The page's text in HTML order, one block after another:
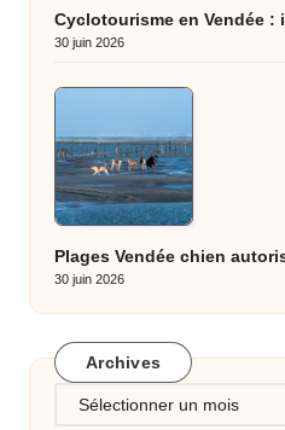
Cyclotourisme en Vendée :
30 juin 2026
Plages Vendée chien
30 juin 2026
Archives
Archives